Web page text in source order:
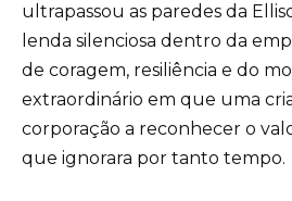
ultrapassou as paredes da
lenda silenciosa dentro da
de coragem, resiliência e do
extraordinário em que uma
corporação a reconhecer o
que ignorara por tanto tempo.